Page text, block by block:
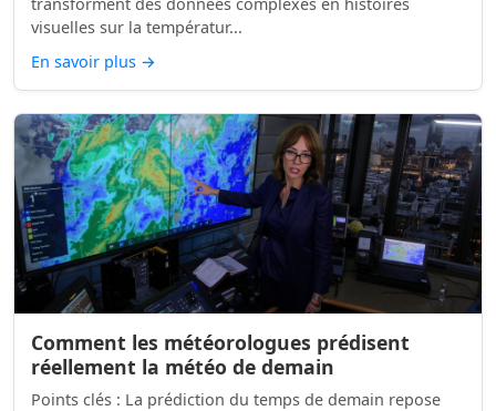
visuelles sur la températur...
En savoir plus →
Comment les météorologues prédisent
réellement la météo de demain
Points clés : La prédiction du temps de demain repose